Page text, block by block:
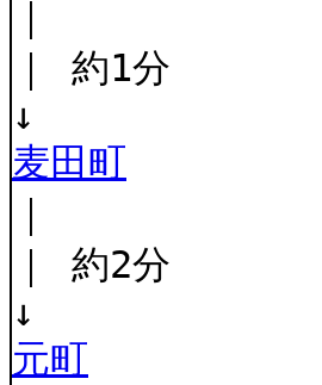
｜ 約1分
↓
麦田町
｜ 約2分
↓
元町